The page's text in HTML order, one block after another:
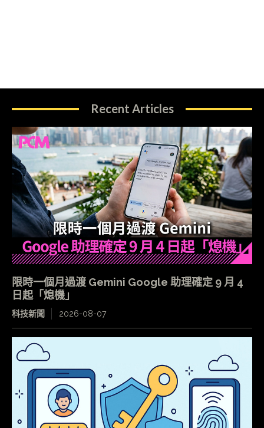
Recent Articles
限時一個月過渡 Gemini Google 助理確定 9 月 4
日起「熄機」
科技新聞 2026-08-07